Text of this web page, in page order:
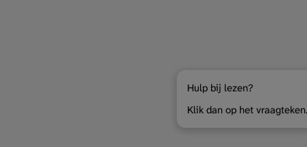
Hulp bij lezen?
Klik dan op het vraagteken.